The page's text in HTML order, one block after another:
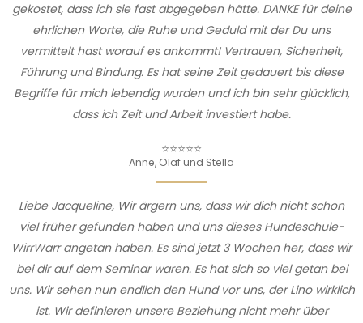
gekostet, dass ich sie fast abgegeben hätte. DANKE für deine
ehrlichen Worte, die Ruhe und Geduld mit der Du uns
vermittelt hast worauf es ankommt! Vertrauen, Sicherheit,
Führung und Bindung. Es hat seine Zeit gedauert bis diese
Begriffe für mich lebendig wurden und ich bin sehr glücklich,
dass ich Zeit und Arbeit investiert habe.
⭐⭐⭐⭐⭐
Anne, Olaf und Stella
Liebe Jacqueline, Wir ärgern uns, dass wir dich nicht schon
viel früher gefunden haben und uns dieses Hundeschule-
WirrWarr angetan haben. Es sind jetzt 3 Wochen her, dass wir
bei dir auf dem Seminar waren. Es hat sich so viel getan bei
uns. Wir sehen nun endlich den Hund vor uns, der Lino wirklich
ist. Wir definieren unsere Beziehung nicht mehr über